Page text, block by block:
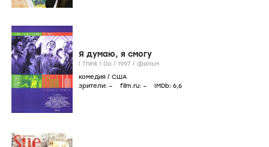
Я думаю, я смогу
I Think I Do / 1997 / фильм
комедия / США
зрители: – film.ru: – IMDb: 6,6